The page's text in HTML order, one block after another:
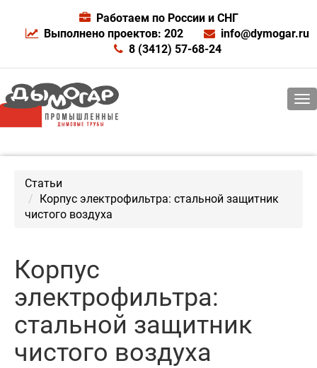
Работаем по России и СНГ
Выполнено проектов: 202
info@dymogar.ru
8 (3412) 57-68-24
Статьи
Корпус электрофильтра: стальной защитник
чистого воздуха
Корпус
электрофильтра:
стальной защитник
чистого воздуха